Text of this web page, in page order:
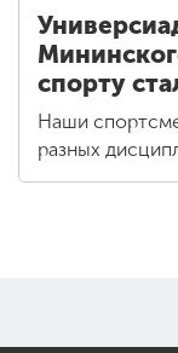
спорту
Наши
разных